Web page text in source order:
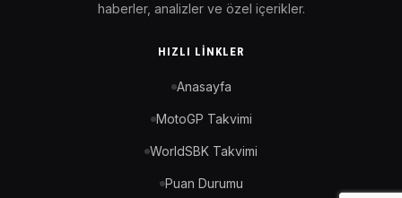
haberler, analizler ve özel içerikler.
HIZLI LINKLER
Anasayfa
MotoGP Takvimi
WorldSBK Takvimi
Puan Durumu